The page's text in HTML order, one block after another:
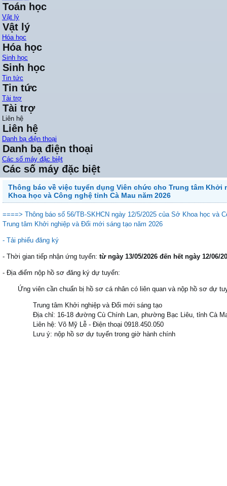
Toán học
Vật lý
Vật lý
Hóa học
Hóa học
Sinh học
Sinh học
Tin tức
Tin tức
Tài trợ
Tài trợ
Liên hệ
Liên hệ
Danh bạ điện thoại
Danh bạ điện thoại
Các số máy đặc biệt
Các số máy đặc biệt
Thông báo về việc tuyển dụng Viên chức cho Trung tâm
Khoa học và Công nghệ tỉnh Cà Mau năm 2026
====> Thông báo số 56/TB-SKHCN ngày 12/5/2025 của Sở Khoa học và
Trung tâm Khởi nghiệp và Đổi mới sáng tạo năm 2026
- Tải phiếu đăng ký
- Thời gian tiếp nhận ứng tuyển: từ ngày 13/05/2026 đến hết ngày 12/06/
- Địa điểm nộp hồ sơ đăng ký dự tuyển:
Ứng viên cần chuẩn bị hồ sơ cá nhân có liên quan và nộp hồ sơ dự
Trung tâm Khởi nghiệp và Đổi mới sáng tạo
Địa chỉ: 16-18 đường Cù Chính Lan, phường Bạc Liêu, tỉnh Cà
Liên hệ: Võ Mỹ Lễ - Điện thoại 0918.450.050
Lưu ý: nộp hồ sơ dự tuyển trong giờ hành chính